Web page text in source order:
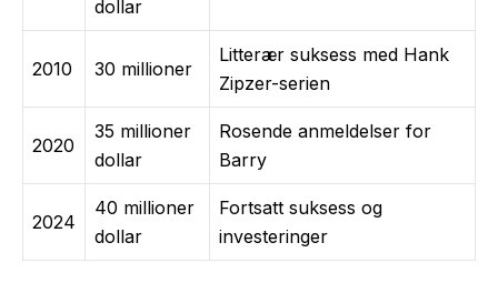
dollar
2010 30 millioner
Litterær suksess med Hank
Zipzer-serien
2020
35 millioner
dollar
Rosende anmeldelser for
Barry
2024
40 millioner
dollar
Fortsatt suksess og
investeringer